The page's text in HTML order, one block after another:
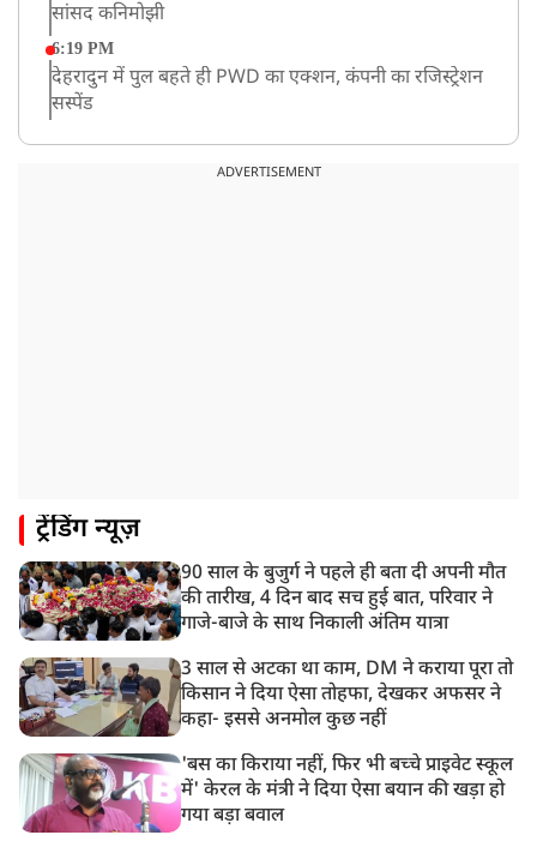
सांसद कनिमोझी
6:19 PM
देहरादुन में पुल बहते ही PWD का एक्शन, कंपनी का रजिस्ट्रेशन
सस्पेंड
खराब मौसम की चेतावनी के कारण अमरनाथ यात्रा स्थगित
असम बाढ़: 13 जिलों में 15 लाख से ज्यादा लोग प्रभावित, मृतकों
10:21 AM
हिमाचल के चंबा में बड़ा सड़क हादसा, 7 यात्रियों की मौत; 11
घायल
ADVERTISEMENT
ट्रेंडिंग न्यूज़
90 साल के बुजुर्ग ने पहले ही बता दी अपनी मौत
की तारीख, 4 दिन बाद सच हुई बात, परिवार ने
गाजे-बाजे के साथ निकाली अंतिम यात्रा
3 साल से अटका था काम, DM ने कराया पूरा तो
किसान ने दिया ऐसा तोहफा, देखकर अफसर ने
कहा- इससे अनमोल कुछ नहीं
'बस का किराया नहीं, फिर भी बच्चे प्राइवेट स्कूल
में' केरल के मंत्री ने दिया ऐसा बयान की खड़ा हो
गया बड़ा बवाल